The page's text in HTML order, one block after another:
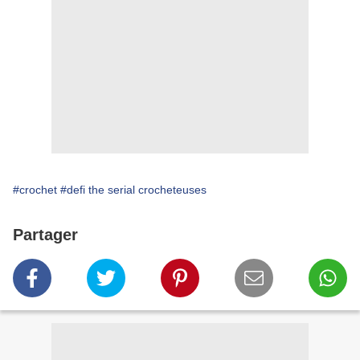
#crochet #defi the serial crocheteuses
Partager